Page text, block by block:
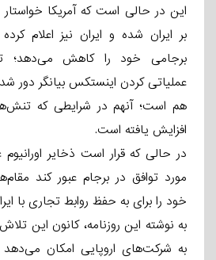
این در حالی است که آمریکا
بر ایران شده و ایران نیز اعلام
برجامی خود را کاهش می‌دهد؛
عملیاتی کردن اینستکس بیانگر دور
هم است؛ آنهم در شرایطی که تنش‌ها
افزایش یافته است.
در حالی که قرار است ذخایر
مورد توافق در برجام عبور کند
خود را برای به حفظ روابط تجاری با
به نوشته این روزنامه، کانون این
به شرکت‌های اروپایی امکان می‌دهد